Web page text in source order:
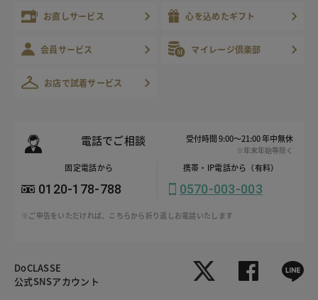
お直しサービス 心を込めたギフト
会員サービス マイレージ倶楽部
お店で試着サービス
電話でご相談 受付時間 9:00～21:00 年中無休
※年末年始等除く
固定電話から
0120-178-788
携帯・IP電話から（有料）
0570-003-003
※ご申告をいただければ、こちらから折り返しお電話いたします
DoCLASSE
公式SNSアカウント